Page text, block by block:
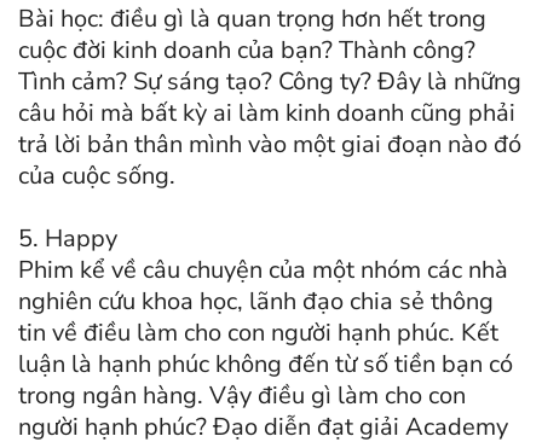
Bài học: điều gì là quan trọng hơn hết trong
cuộc đời kinh doanh của bạn? Thành công?
Tình cảm? Sự sáng tạo? Công ty? Đây là những
câu hỏi mà bất kỳ ai làm kinh doanh cũng phải
trả lời bản thân mình vào một giai đoạn nào đó
của cuộc sống.
5. Happy
Phim kể về câu chuyện của một nhóm các nhà
nghiên cứu khoa học, lãnh đạo chia sẻ thông
tin về điều làm cho con người hạnh phúc. Kết
luận là hạnh phúc không đến từ số tiền bạn có
trong ngân hàng. Vậy điều gì làm cho con
người hạnh phúc? Đạo diễn đạt giải Academy